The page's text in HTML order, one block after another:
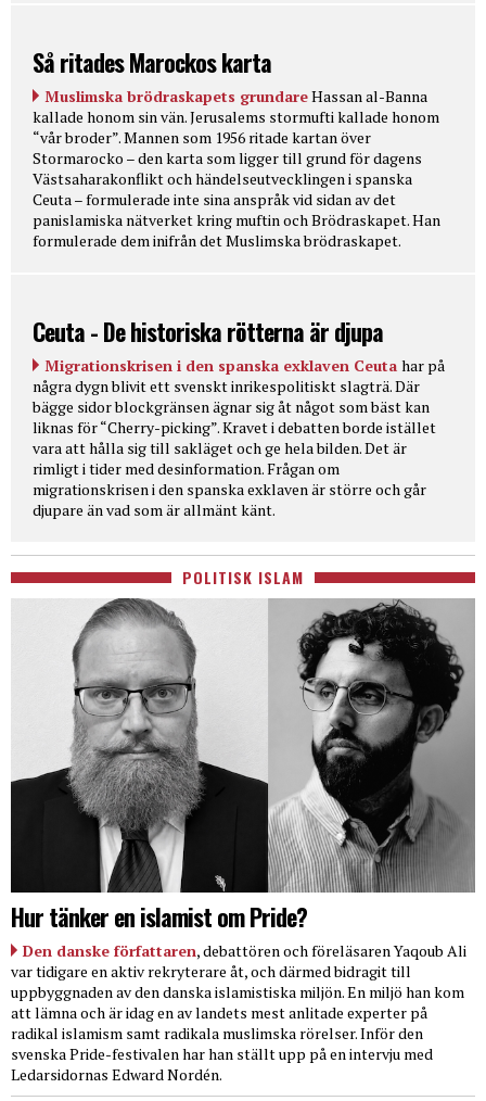
Så ritades Marockos karta
Muslimska brödraskapets grundareHassan al-Banna
kallade honom sin vän. Jerusalems stormufti kallade honom
“vår broder”. Mannen som 1956 ritade kartan över
Stormarocko – den karta som ligger till grund för dagens
Västsaharakonflikt och händelseutvecklingen i spanska
Ceuta – formulerade inte sina anspråk vid sidan av det
panislamiska nätverket kring muftin och Brödraskapet. Han
formulerade dem inifrån det Muslimska brödraskapet.
Ceuta - De historiska rötterna är djupa
Migrationskrisen i den spanska exklaven Ceuta har på
några dygn blivit ett svenskt inrikespolitiskt slagträ. Där
bägge sidor blockgränsen ägnar sig åt något som bäst kan
liknas för “Cherry-picking”. Kravet i debatten borde istället
vara att hålla sig till sakläget och ge hela bilden. Det är
rimligt i tider med desinformation. Frågan om
migrationskrisen i den spanska exklaven är större och går
djupare än vad som är allmänt känt.
POLITISK ISLAM
Hur tänker en islamist om Pride?
Den danske författaren, debattören och föreläsaren Yaqoub Ali
var tidigare en aktiv rekryterare åt, och därmed bidragit till
uppbyggnaden av den danska islamistiska miljön. En miljö han kom
att lämna och är idag en av landets mest anlitade experter på
radikal islamism samt radikala muslimska rörelser. Inför den
svenska Pride-festivalen har han ställt upp på en intervju med
Ledarsidornas Edward Nordén.